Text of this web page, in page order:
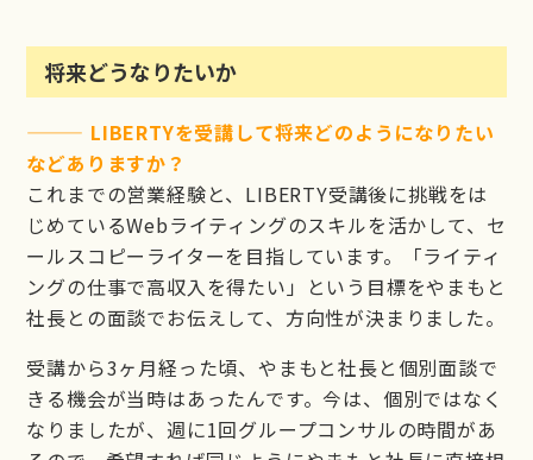
将来どうなりたいか
——— LIBERTYを受講して将来どのようになりたい
などありますか？
これまでの営業経験と、LIBERTY受講後に挑戦をは
じめているWebライティングのスキルを活かして、セ
ールスコピーライターを目指しています。「ライティ
ングの仕事で高収入を得たい」という目標をやまもと
社長との面談でお伝えして、方向性が決まりました。
受講から3ヶ月経った頃、やまもと社長と個別面談で
きる機会が当時はあったんです。今は、個別ではなく
なりましたが、週に1回グループコンサルの時間があ